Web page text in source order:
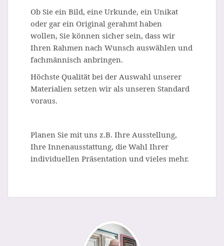
Ob Sie ein Bild, eine Urkunde, ein Unikat
oder gar ein Original gerahmt haben
wollen, Sie können sicher sein, dass wir
Ihren Rahmen nach Wunsch auswählen und
fachmännisch anbringen.
Höchste Qualität bei der Auswahl unserer
Materialien setzen wir als unseren Standard
voraus.
Planen Sie mit uns z.B. Ihre Ausstellung,
Ihre Innenausstattung, die Wahl Ihrer
individuellen Präsentation und vieles mehr.